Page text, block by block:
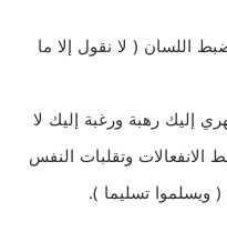
اللسان ( لا نقول إلا ما
إليك رهبة ورغبة إليك لا
الانفعالات وتقلبات النفس
تسليما ).